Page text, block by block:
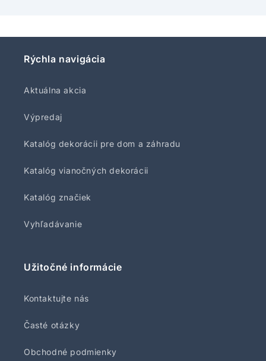
Rýchla navigácia
Aktuálna akcia
Výpredaj
Katalóg dekorácii pre dom a záhradu
Katalóg vianočných dekorácii
Katalóg značiek
Vyhľadávanie
Užitočné informácie
Kontaktujte nás
Časté otázky
Obchodné podmienky